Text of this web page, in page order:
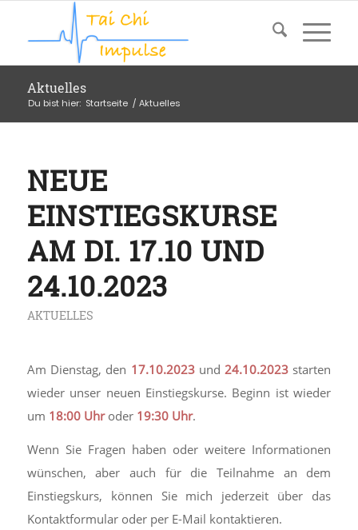
Aktuelles
Du bist hier: Startseite / Aktuelles
NEUE
EINSTIEGSKURSE
AM DI. 17.10 UND
24.10.2023
AKTUELLES
Am Dienstag, den 17.10.2023 und24.10.2023 starten
wieder unser neuen Einstiegskurse. Beginn ist wieder
um 18:00 Uhroder 19:30 Uhr.
Wenn Sie Fragen haben oder weitere Informationen
wünschen, aber auch für die Teilnahme an dem
Einstiegskurs, können Sie mich jederzeit über das
Kontaktformular oder per E-Mail kontaktieren.